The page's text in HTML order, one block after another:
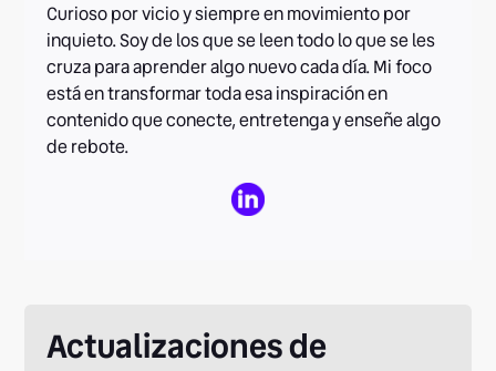
Curioso por vicio y siempre en movimiento por
inquieto. Soy de los que se leen todo lo que se les
cruza para aprender algo nuevo cada día. Mi foco
está en transformar toda esa inspiración en
contenido que conecte, entretenga y enseñe algo
de rebote.
Actualizaciones de